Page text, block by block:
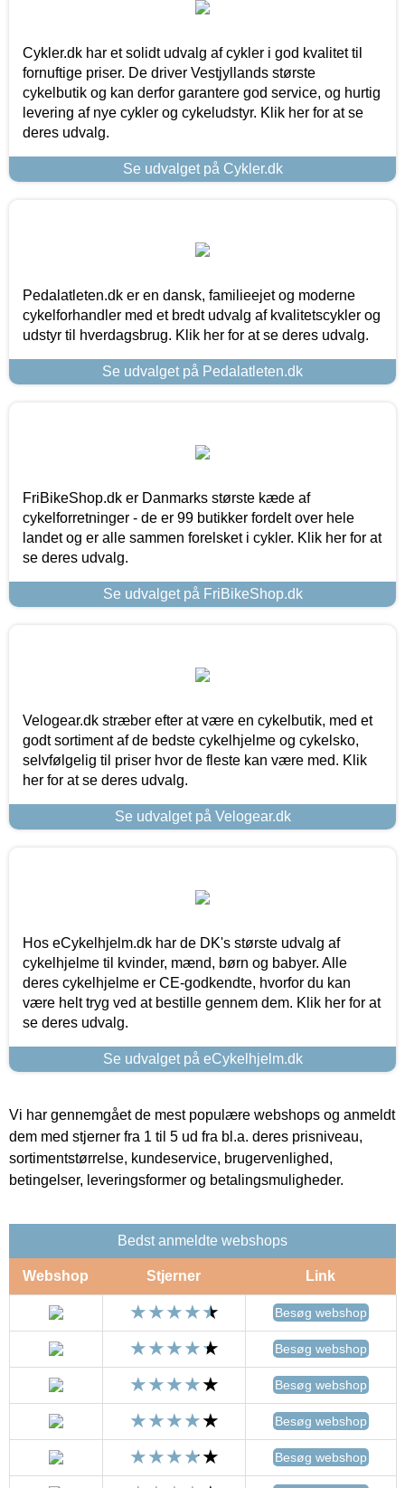
Cykler.dk har et solidt udvalg af cykler i god kvalitet til
fornuftige priser. De driver Vestjyllands største
cykelbutik og kan derfor garantere god service, og hurtig
levering af nye cykler og cykeludstyr. Klik her for at se
deres udvalg.
Se udvalget på Cykler.dk
Pedalatleten.dk er en dansk, familieejet og moderne
cykelforhandler med et bredt udvalg af kvalitetscykler og
udstyr til hverdagsbrug. Klik her for at se deres udvalg.
Se udvalget på Pedalatleten.dk
FriBikeShop.dk er Danmarks største kæde af
cykelforretninger - de er 99 butikker fordelt over hele
landet og er alle sammen forelsket i cykler. Klik her for at
se deres udvalg.
Se udvalget på FriBikeShop.dk
Velogear.dk stræber efter at være en cykelbutik, med et
godt sortiment af de bedste cykelhjelme og cykelsko,
selvfølgelig til priser hvor de fleste kan være med. Klik
her for at se deres udvalg.
Se udvalget på Velogear.dk
Hos eCykelhjelm.dk har de DK's største udvalg af
cykelhjelme til kvinder, mænd, børn og babyer. Alle
deres cykelhjelme er CE-godkendte, hvorfor du kan
være helt tryg ved at bestille gennem dem. Klik her for at
se deres udvalg.
Se udvalget på eCykelhjelm.dk
Vi har gennemgået de mest populære webshops og anmeldt
dem med stjerner fra 1 til 5 ud fra bl.a. deres prisniveau,
sortimentstørrelse, kundeservice, brugervenlighed,
betingelser, leveringsformer og betalingsmuligheder.
Bedst anmeldte webshops
Webshop Stjerner Link
Besøg webshop
Besøg webshop
Besøg webshop
Besøg webshop
Besøg webshop